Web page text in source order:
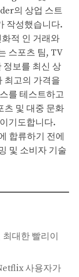
의 상업 스트
작성했습니다.
적 인 거래와
스포츠 팀, TV
정보를 최신 상
최고의 가격을
를 테스트하고
츠 및 대중 문화
기도합니다.
합류하기 전에
및 소비자 기술
대한 빨리이
사용자가